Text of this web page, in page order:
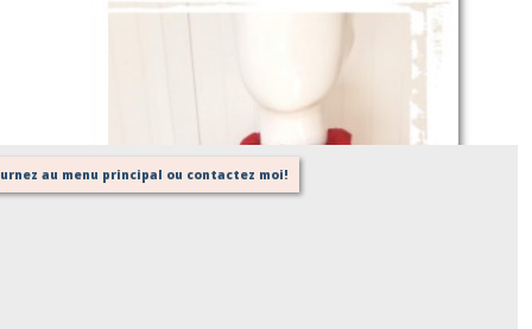
personnalisée (doublure éponge)
au menu principal ou contactez moi!